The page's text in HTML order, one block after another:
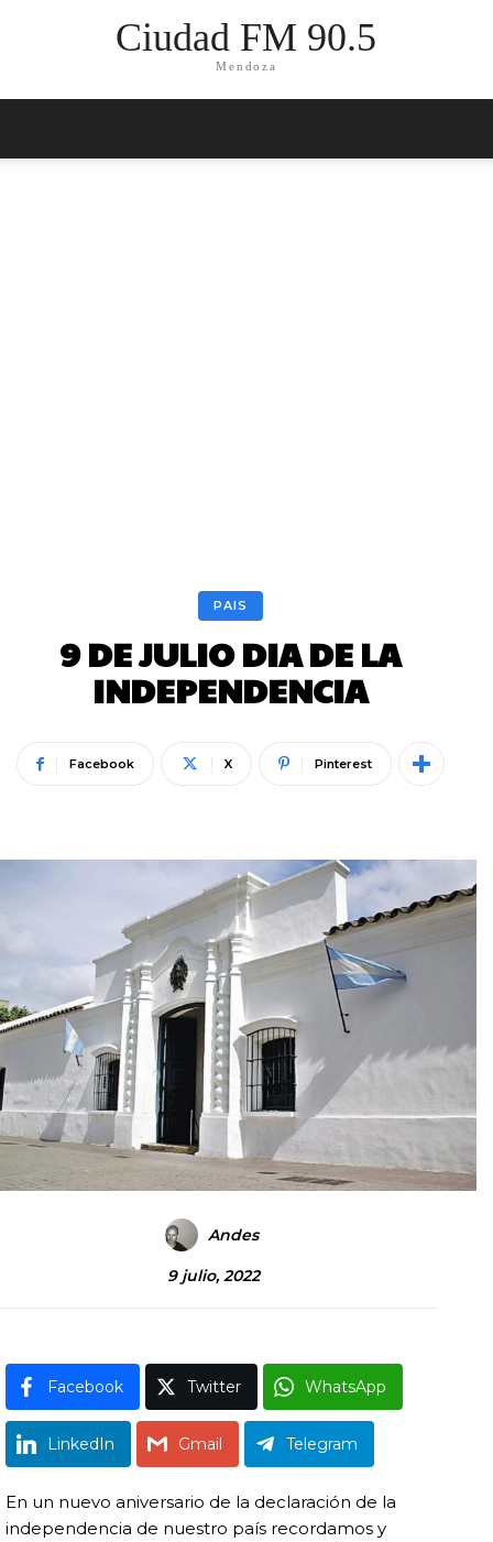
Ciudad FM 90.5
Mendoza
PAIS
9 DE JULIO DIA DE LA
INDEPENDENCIA
Facebook X Pinterest
Andes
9 julio, 2022
Facebook Twitter WhatsApp
LinkedIn Gmail Telegram
En un nuevo aniversario de la declaración de la
independencia de nuestro país recordamos y